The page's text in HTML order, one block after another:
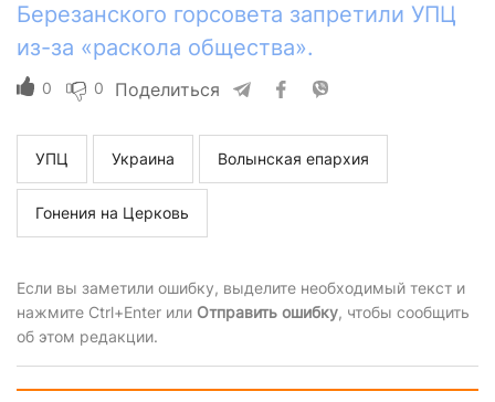
Березанского горсовета запретили УПЦ
из-за «раскола общества».
0 0 Поделиться
УПЦ Украина Волынская епархия
Гонения на Церковь
Если вы заметили ошибку, выделите необходимый текст и
нажмите Ctrl+Enter или Отправить ошибку, чтобы сообщить
об этом редакции.